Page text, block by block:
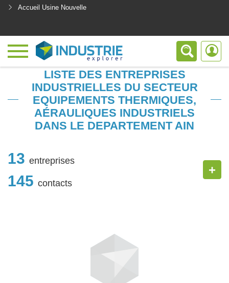
Accueil Usine Nouvelle
LISTE DES ENTREPRISES
INDUSTRIELLES DU SECTEUR
EQUIPEMENTS THERMIQUES,
AÉRAULIQUES INDUSTRIELS
DANS LE DEPARTEMENT AIN
13 entreprises
145 contacts
+